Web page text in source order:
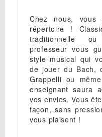
Chez nous,
répertoire !
traditionnelle
professeur vous
style musical qui
de jouer du Bach,
Grappelli ou
enseignant saura
vos envies. Vous
façon, sans
vous plaisent !